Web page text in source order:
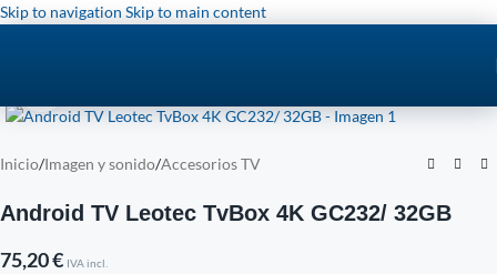
Skip to navigation Skip to main content
Inicio/Imagen y sonido/Accesorios TV
Android TV Leotec TvBox 4K GC232/ 32GB
75,20€ IVA incl.